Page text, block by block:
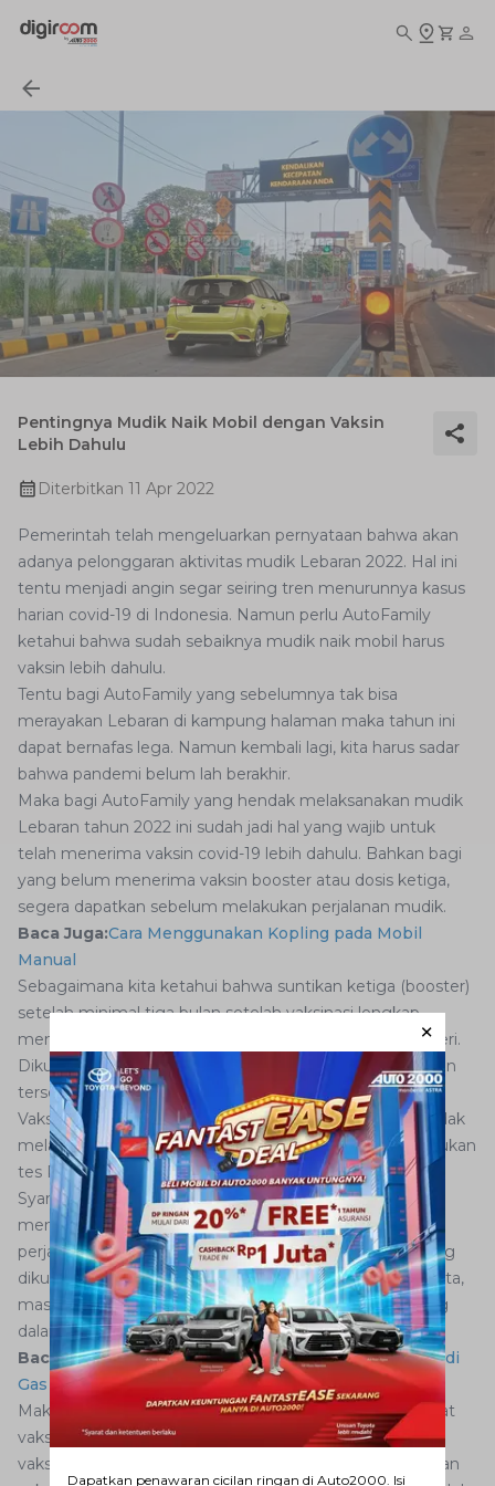
Pentingnya Mudik Naik Mobil dengan Vaksin
Lebih Dahulu
Diterbitkan 11 Apr 2022
Pemerintah telah mengeluarkan pernyataan bahwa akan
adanya pelonggaran aktivitas mudik Lebaran 2022. Hal ini
tentu menjadi angin segar seiring tren menurunnya kasus
harian covid-19 di Indonesia. Namun perlu AutoFamily
ketahui bahwa sudah sebaiknya mudik naik mobil harus
vaksin lebih dahulu.
Tentu bagi AutoFamily yang sebelumnya tak bisa
merayakan Lebaran di kampung halaman maka tahun ini
dapat bernafas lega. Namun kembali lagi, kita harus sadar
bahwa pandemi belum lah berakhir.
Maka bagi AutoFamily yang hendak melaksanakan mudik
Lebaran tahun 2022 ini sudah jadi hal yang wajib untuk
telah menerima vaksin covid-19 lebih dahulu. Bahkan bagi
yang belum menerima vaksin booster atau dosis ketiga,
segera dapatkan sebelum melakukan perjalanan mudik.
Baca Juga:Cara Menggunakan Kopling pada Mobil
Manual
Sebagaimana kita ketahui bahwa suntikan ketiga (booster)
setelah minimal tiga bulan setelah vaksinasi lengkap
menjadi syarat untuk melakukan perjalanan dalam negeri.
Dikutip dari laman covid19.go.id disebutkan bahwa vaksin
tersebut memang menjadi syarat.
Vaksin tersebut menjadi syarat apabila AutoFamily hendak
melakukan perjalanan dalam negeri tanpa harus melakukan
tes PCR atau Antigen.
Syarat terkait vaksinasi tersebut bertujuan untuk
memastikan bahwa masyarakat yang melakukan
perjalanan dalam keadaan sehat sehingga keluarga yang
dikunjungi pun sehat. Demikian pula saat kembali ke kota,
masyarakat yang sepulang mudik dapat kembali pulang
dalam keadaan sehat.
Baca juga:Kenali Apa Penyebab Mobil Bergetar Saat di
Gas
Maka dari itu, AutoFamily yang belum melengkapi syarat
vaksinasi yuk segera penuhi dosis lengkap maupun
vaksinasi booster. Untuk vaksin booster sendiri disarankan
Dapatkan penawaran cicilan ringan di Auto2000. Isi